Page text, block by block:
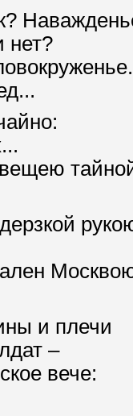
нет?
и плечи
–
вече: